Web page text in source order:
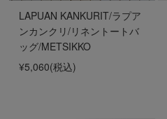
LAPUAN KANKURIT/ラプア
ンカンクリ/リネントートバ
ッグ/METSIKKO
¥5,060(税込)